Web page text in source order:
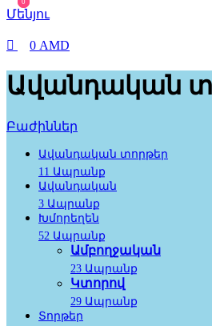
Մենյու
0
0 AMD
Ավանդական
Բաժիններ
Ավանդական տորթեր
11 Ապրանք
Ավանդական
3 Ապրանք
Խմորեղեն
52 Ապրանք
Ամբողջական
23 Ապրանք
Կտորով
29 Ապրանք
Տորթեր
0